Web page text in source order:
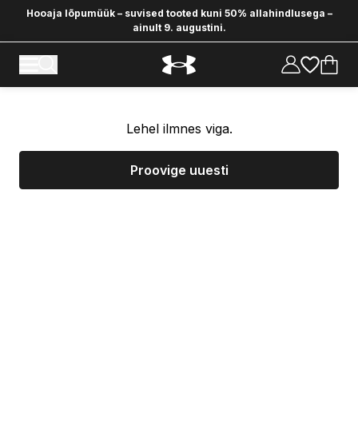
Hooaja lõpumüük – suvised tooted kuni 50% allahindlusega –
ainult 9. augustini.
Lehel ilmnes viga.
Proovige uuesti